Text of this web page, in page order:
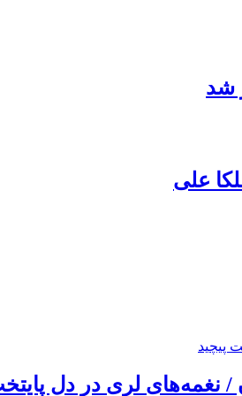
شد
علی
نغمه‌های لری در دل